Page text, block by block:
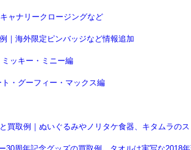
ャナリークロージングなど
｜海外限定ピンバッジなど情報追加
ッキー・ミニー編
・グーフィー・マックス編
買取例｜ぬいぐるみやノリタケ食器、キタムラの